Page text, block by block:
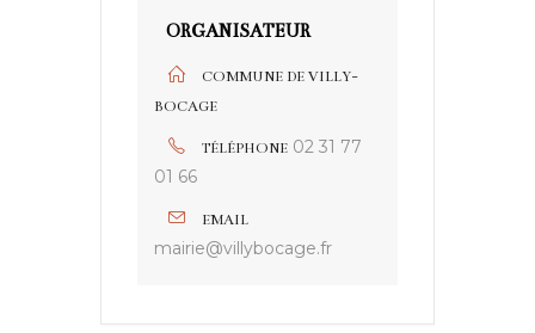
ORGANISATEUR
COMMUNE DE VILLY-
BOCAGE
TÉLÉPHONE 02 31 77
01 66
EMAIL
mairie@villybocage.fr